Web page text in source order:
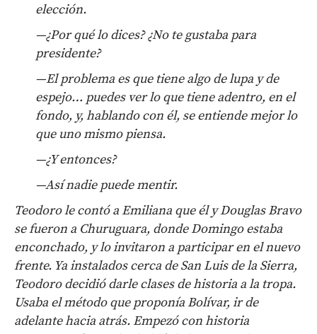
elección.
—¿Por qué lo dices? ¿No te gustaba para
presidente?
—El problema es que tiene algo de lupa y de
espejo… puedes ver lo que tiene adentro, en el
fondo, y, hablando con él, se entiende mejor lo
que uno mismo piensa.
—¿Y entonces?
—Así nadie puede mentir.
Teodoro le contó a Emiliana que él y Douglas Bravo
se fueron a Churuguara, donde Domingo estaba
enconchado, y lo invitaron a participar en el nuevo
frente. Ya instalados cerca de San Luis de la Sierra,
Teodoro decidió darle clases de historia a la tropa.
Usaba el método que proponía Bolívar, ir de
adelante hacia atrás. Empezó con historia